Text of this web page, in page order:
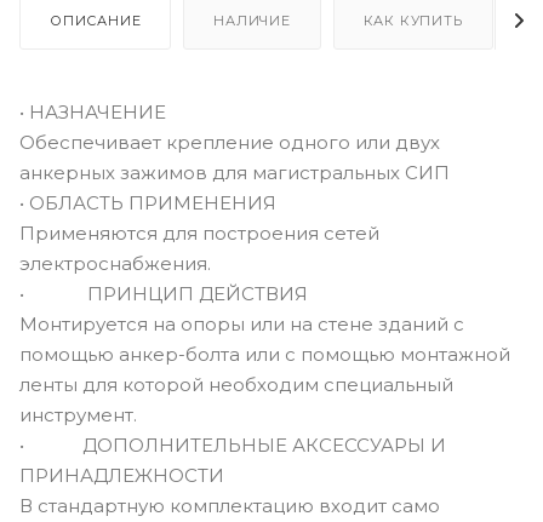
ОПИСАНИЕ НАЛИЧИЕ КАК КУПИТЬ
• НАЗНАЧЕНИЕ
Обеспечивает крепление одного или двух
анкерных зажимов для магистральных СИП
• ОБЛАСТЬ ПРИМЕНЕНИЯ
Применяются для построения сетей
электроснабжения.
• ПРИНЦИП ДЕЙСТВИЯ
Монтируется на опоры или на стене зданий с
помощью анкер-болта или с помощью монтажной
ленты для которой необходим специальный
инструмент.
• ДОПОЛНИТЕЛЬНЫЕ АКСЕССУАРЫ И
ПРИНАДЛЕЖНОСТИ
В стандартную комплектацию входит само